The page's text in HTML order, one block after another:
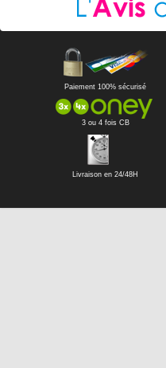
Paiement 100% sécurisé
3 ou 4 fois CB
Livraison en 24/48H